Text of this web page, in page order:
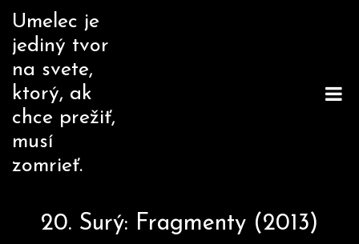
Skip
content
Umelec je
jediný tvor
na svete,
ktorý, ak
chce prežiť,
musí
zomrieť.
20. Surý: Fragmenty (2013)